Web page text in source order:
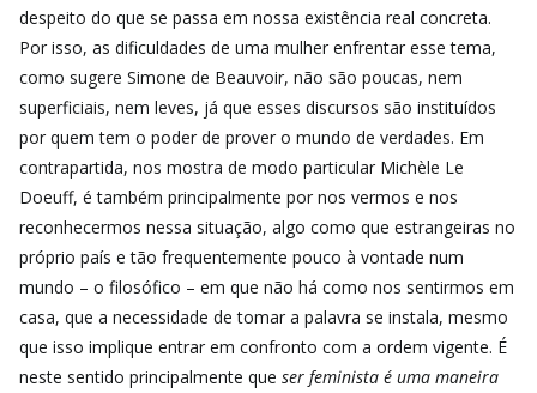
despeito do que se passa em nossa existência real concreta.
Por isso, as dificuldades de uma mulher enfrentar esse tema,
como sugere Simone de Beauvoir, não são poucas, nem
superficiais, nem leves, já que esses discursos são instituídos
por quem tem o poder de prover o mundo de verdades. Em
contrapartida, nos mostra de modo particular Michèle Le
Doeuff, é também principalmente por nos vermos e nos
reconhecermos nessa situação, algo como que estrangeiras no
próprio país e tão frequentemente pouco à vontade num
mundo – o filosófico – em que não há como nos sentirmos em
casa, que a necessidade de tomar a palavra se instala, mesmo
que isso implique entrar em confronto com a ordem vigente. É
neste sentido principalmente que ser feminista é uma maneira